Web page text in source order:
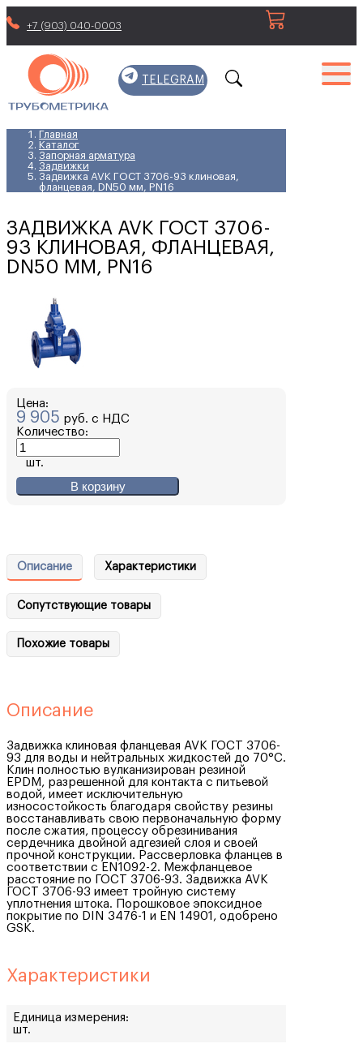
+7 (903) 040-0003
TELEGRAM
Главная
Каталог
Запорная арматура
Задвижки
Задвижка AVK ГОСТ 3706-93 клиновая,
фланцевая, DN50 мм, PN16
ЗАДВИЖКА AVK ГОСТ 3706-
93 КЛИНОВАЯ, ФЛАНЦЕВАЯ,
DN50 ММ, PN16
Цена:
9 905 руб. с НДС
Количество:
шт.
В корзину
Описание Характеристики
Сопутствующие товары
Похожие товары
Описание
Задвижка клиновая фланцевая AVK ГОСТ 3706-
93 для воды и нейтральных жидкостей до 70°C.
Клин полностью вулканизирован резиной
EPDM, разрешенной для контакта с питьевой
водой, имеет исключительную
износостойкость благодаря свойству резины
восстанавливать свою первоначальную форму
после сжатия, процессу обрезинивания
сердечника двойной адгезией слоя и своей
прочной конструкции. Рассверловка фланцев в
соответствии с EN1092-2. Межфланцевое
расстояние по ГОСТ 3706-93. Задвижка AVK
ГОСТ 3706-93 имеет тройную систему
уплотнения штока. Порошковое эпоксидное
покрытие по DIN 3476-1 и EN 14901, одобрено
GSK.
Характеристики
Единица измерения:
шт.